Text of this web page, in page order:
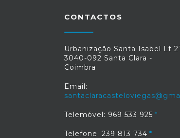
CONTACTOS
Urbanização Santa Isabel Lt
3040-092 Santa Clara -
Coimbra
Email:
Telemóvel: 969 533 925
Telefone: 239 813 734